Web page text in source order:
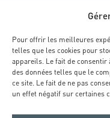
Pour offrir les meilleures
telles que les cookies pour
appareils. Le fait de
des données telles que le
ce site. Le fait de ne pas
un effet négatif sur certaines
UNIVERS
TECHNOLOGIE INTEGRATIVE®
TECHNOLOGIE RETARGETING®
TECHNOLOGIE RBIO